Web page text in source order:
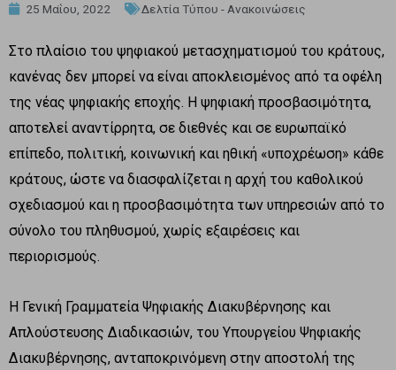
25 Μαΐου, 2022 Δελτία Τύπου - Ανακοινώσεις
Στο πλαίσιο του ψηφιακού μετασχηματισμού του κράτους,
κανένας δεν μπορεί να είναι αποκλεισμένος από τα οφέλη
της νέας ψηφιακής εποχής. Η ψηφιακή προσβασιμότητα,
αποτελεί αναντίρρητα, σε διεθνές και σε ευρωπαϊκό
επίπεδο, πολιτική, κοινωνική και ηθική «υποχρέωση» κάθε
κράτους, ώστε να διασφαλίζεται η αρχή του καθολικού
σχεδιασμού και η προσβασιμότητα των υπηρεσιών από το
σύνολο του πληθυσμού, χωρίς εξαιρέσεις και
περιορισμούς.
Η Γενική Γραμματεία Ψηφιακής Διακυβέρνησης και
Απλούστευσης Διαδικασιών, του Υπουργείου Ψηφιακής
Διακυβέρνησης, ανταποκρινόμενη στην αποστολή της